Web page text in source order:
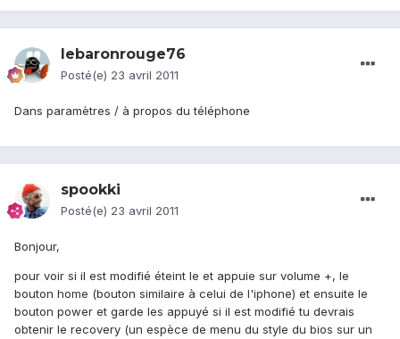
lebaronrouge76
Posté(e) 23 avril 2011
Dans paramètres / à propos du téléphone
spookki
Posté(e) 23 avril 2011
Bonjour,
pour voir si il est modifié éteint le et appuie sur volume +, le
bouton home (bouton similaire à celui de l'iphone) et ensuite le
bouton power et garde les appuyé si il est modifié tu devrais
obtenir le recovery (un espèce de menu du style du bios sur un